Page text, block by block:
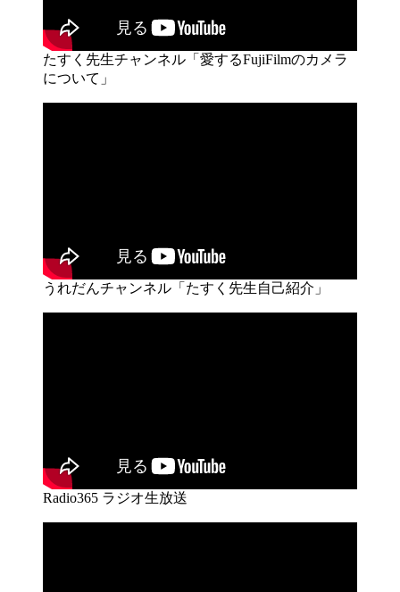
たすく先生チャンネル「愛するFujiFilmのカメラ
について」
うれだんチャンネル「たすく先生自己紹介」
Radio365 ラジオ生放送